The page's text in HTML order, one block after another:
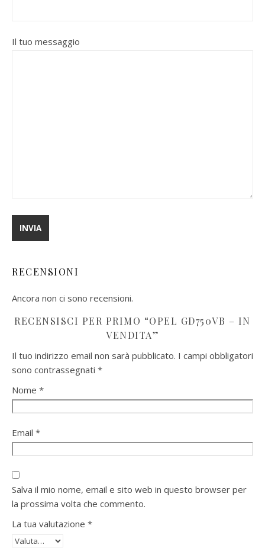
Il tuo messaggio
RECENSIONI
Ancora non ci sono recensioni.
RECENSISCI PER PRIMO “OPEL GD750VB – IN
VENDITA”
Il tuo indirizzo email non sarà pubblicato. I campi obbligatori
sono contrassegnati *
Nome *
Email *
Salva il mio nome, email e sito web in questo browser per
la prossima volta che commento.
La tua valutazione *